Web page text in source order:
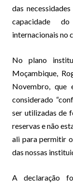
das
capacidade
internacionais no
No plano
Moçambique,
Novembro, que
considerado
ser utilizadas de
reservas e não
ali para permitir
das nossas
A declaração